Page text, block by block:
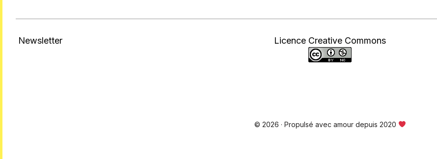
Newsletter Licence Creative Commons
© 2026 · Propulsé avec amour depuis 2020